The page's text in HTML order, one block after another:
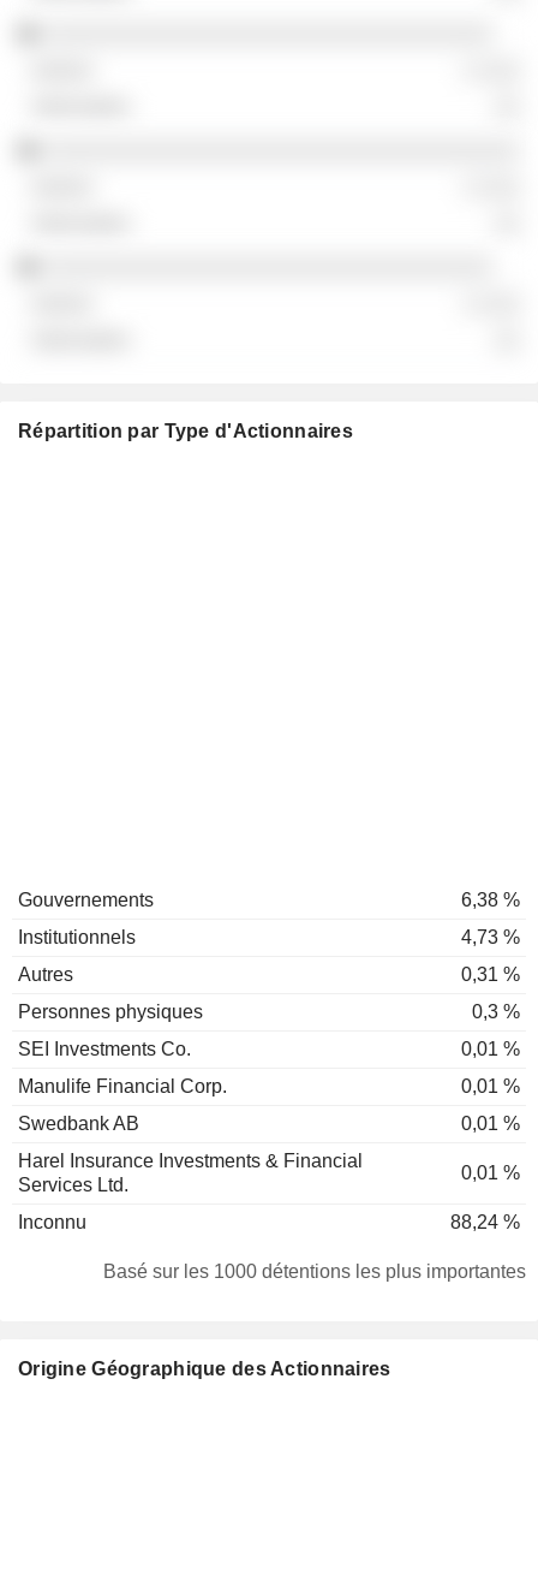
Répartition par Type d'Actionnaires
Gouvernements
6,38 %
Institutionnels
4,73 %
Autres
0,31 %
Personnes physiques
0,3 %
SEI Investments Co.
0,01 %
Manulife Financial Corp.
0,01 %
Swedbank AB
0,01 %
Harel Insurance Investments & Financial
Services Ltd.
0,01 %
Inconnu 88,24 %
Basé sur les 1000 détentions les plus importantes
Origine Géographique des Actionnaires